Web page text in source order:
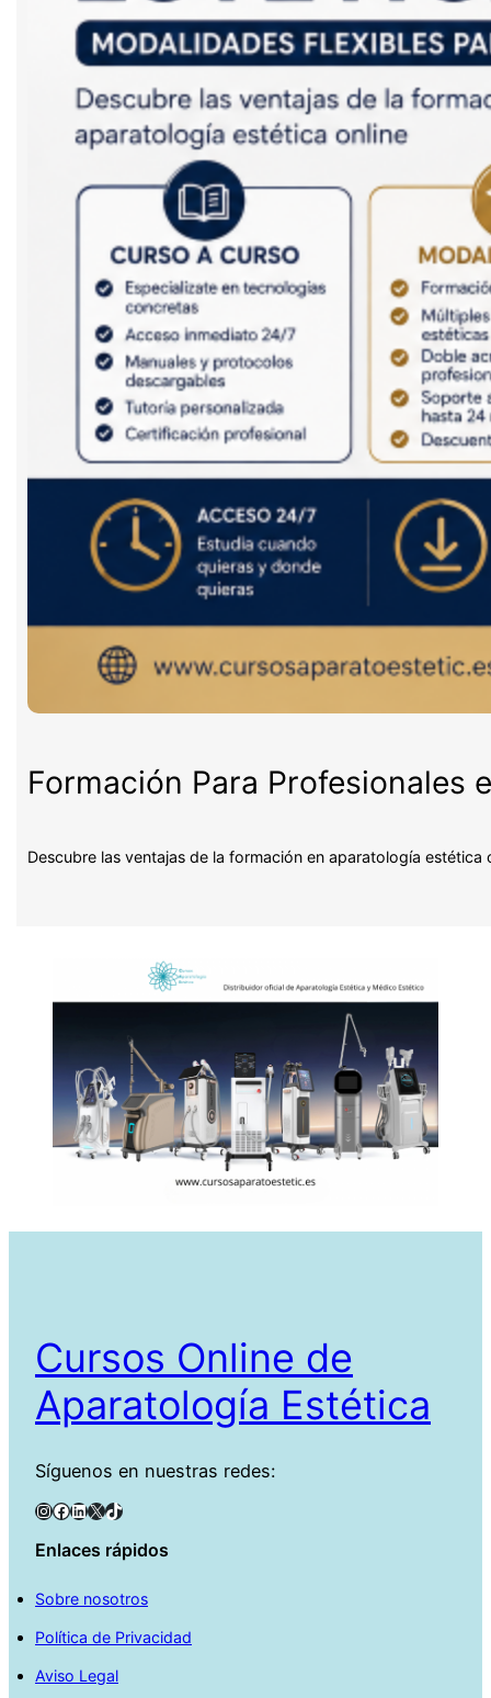
Formación Para Profesionales
Descubre las ventajas de la formación en aparatología estética
Cursos Online de
Aparatología Estética
Síguenos en nuestras redes:
InstagramFacebook LinkedIn X TikTok
Enlaces rápidos
Sobre nosotros
Política de Privacidad
Aviso Legal